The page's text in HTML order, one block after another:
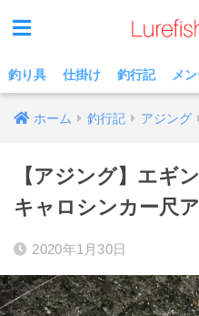
釣り具 仕掛け 釣行記 メ
ホーム 釣行記 アジング
【アジング】エギ
キャロシンカー尺
2020年1月30日